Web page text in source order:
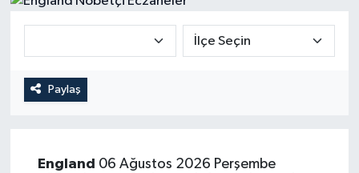
Paylaş
England 06 Ağustos 2026 Perşembe